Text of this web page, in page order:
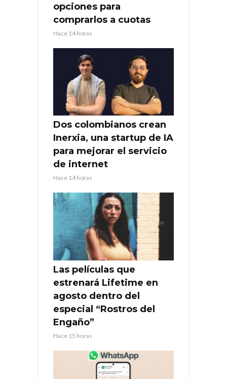
opciones para
comprarlos a cuotas
Hace 14 horas
Dos colombianos crean
Inerxia, una startup de IA
para mejorar el servicio
de internet
Hace 14 horas
Las películas que
estrenará Lifetime en
agosto dentro del
especial “Rostros del
Engaño”
Hace 15 horas